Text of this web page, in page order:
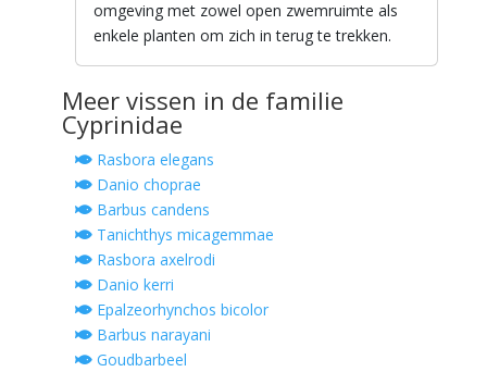
omgeving met zowel open zwemruimte als
enkele planten om zich in terug te trekken.
Meer vissen in de familie
Cyprinidae
Rasbora elegans
Danio choprae
Barbus candens
Tanichthys micagemmae
Rasbora axelrodi
Danio kerri
Epalzeorhynchos bicolor
Barbus narayani
Goudbarbeel